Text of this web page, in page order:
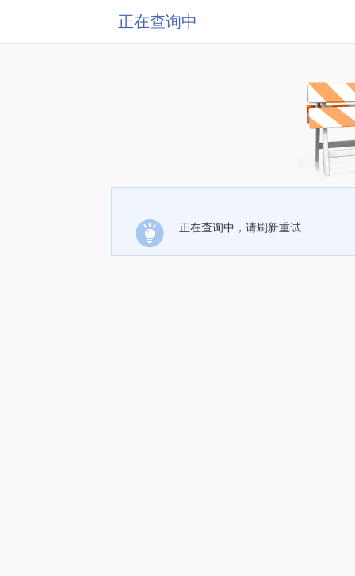
正在查询中
正在查询中，请刷新重试